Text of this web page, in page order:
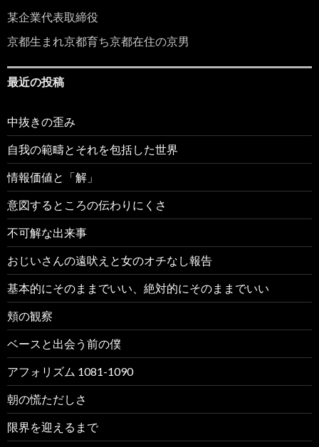
某企業代表取締役
京都生まれ京都育ち京都在住の京男
最近の投稿
中抜きの歪み
自我の範疇とそれを包括した世界
情報価値と「解」
意図するところの伝わりにくさ
不可解な出来事
おじいさんの遠吠えと女のオチなし報告
基本的にそのままでいい、絶対的にそのままでいい
頬の観察
ベースと出会う前の僕
アフォリズム 1081-1090
朝の慌ただしさ
限界を迎えるまで